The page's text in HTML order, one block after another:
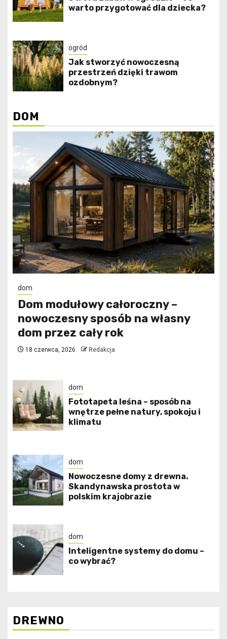
warto przygotować dla dziecka?
ogród
Jak stworzyć nowoczesną
przestrzeń dzięki trawom
ozdobnym?
DOM
dom
Dom modułowy całoroczny –
nowoczesny sposób na własny
dom przez cały rok
18 czerwca, 2026 Redakcja
dom
​Fototapeta leśna – sposób na
wnętrze pełne natury, spokoju i
klimatu
dom
Nowoczesne domy z drewna.
Skandynawska prostota w
polskim krajobrazie
dom
Inteligentne systemy do domu –
co wybrać?
DREWNO